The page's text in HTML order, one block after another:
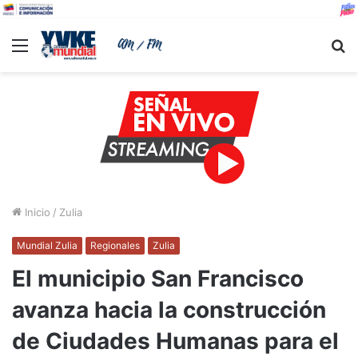
Menu
Inicio / Zulia
Mundial Zulia Regionales Zulia
El municipio San Francisco
avanza hacia la construcción
de Ciudades Humanas para el